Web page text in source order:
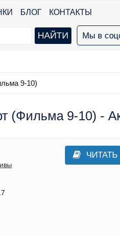
БЛОГ КОНТАКТЫ
Мы в
9-10)
(Фильма 9-10) -